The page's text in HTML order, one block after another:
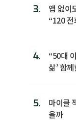
3.
앱 없이
“120
4.
“50대
삶’ 함
5.
마이클
을까